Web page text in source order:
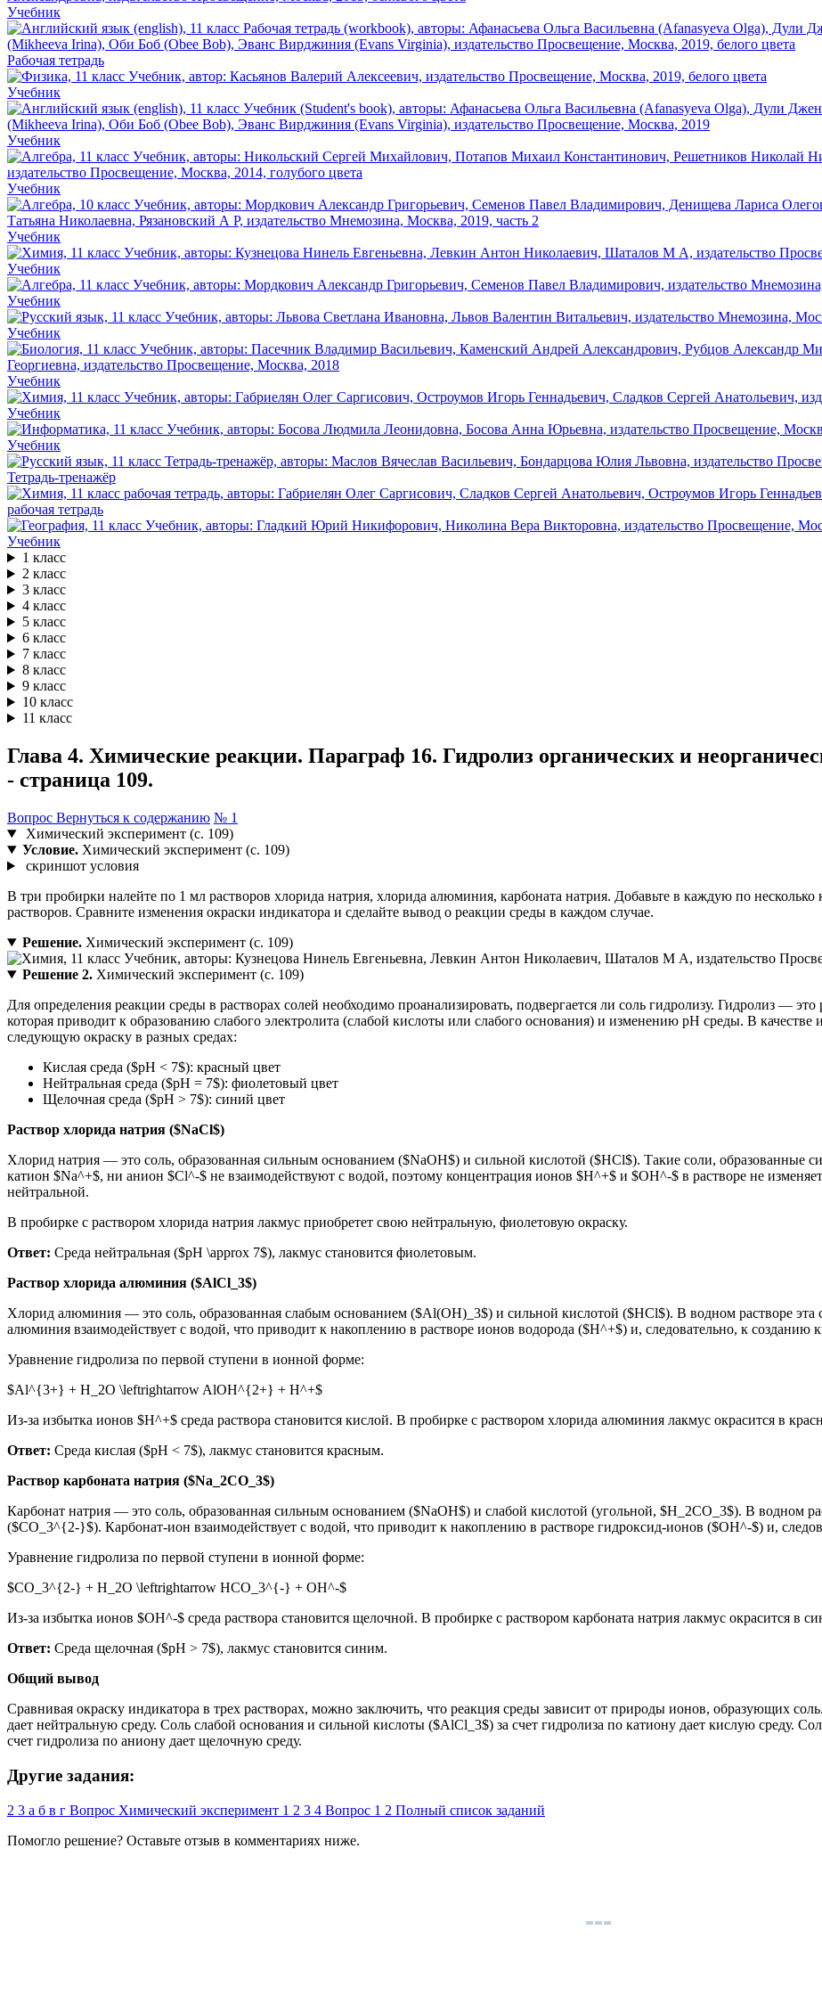
Учебник
Рабочая тетрадь
Учебник
Учебник
Учебник
Учебник
Учебник
Учебник
Учебник
Учебник
Учебник
Учебник
Тетрадь-тренажёр
рабочая тетрадь
Учебник
1 класс
2 класс
3 класс
4 класс
5 класс
6 класс
7 класс
8 класс
9 класс
10 класс
11 класс
Глава 4. Химические реакции. Параграф 16. Гидролиз органических и
- страница 109.
Вопрос Вернуться к содержанию № 1
Химический эксперимент (с. 109)
Условие.Химический эксперимент (с. 109)
скриншот условия
В три пробирки налейте по 1 мл растворов хлорида натрия, хлорида алюминия, карбоната натрия. Добавьте в каждую по несколько
растворов. Сравните изменения окраски индикатора и сделайте вывод о реакции среды в каждом случае.
Решение.Химический эксперимент (с. 109)
Решение 2.Химический эксперимент (с. 109)
Для определения реакции среды в растворах солей необходимо проанализировать, подвергается ли соль гидролизу. Гидролиз —
которая приводит к образованию слабого электролита (слабой кислоты или слабого основания) и изменению pH среды. В качестве
следующую окраску в разных средах:
Кислая среда ($pH < 7$): красный цвет
Нейтральная среда ($pH = 7$): фиолетовый цвет
Щелочная среда ($pH > 7$): синий цвет
Раствор хлорида натрия ($NaCl$)
Хлорид натрия — это соль, образованная сильным основанием ($NaOH$) и сильной кислотой ($HCl$). Такие соли, образованные
катион $Na^+$, ни анион $Cl^-$ не взаимодействуют с водой, поэтому концентрация ионов $H^+$ и $OH^-$ в растворе не
нейтральной.
В пробирке с раствором хлорида натрия лакмус приобретет свою нейтральную, фиолетовую окраску.
Ответ: Среда нейтральная ($pH \approx 7$), лакмус становится фиолетовым.
Раствор хлорида алюминия ($AlCl_3$)
Хлорид алюминия — это соль, образованная слабым основанием ($Al(OH)_3$) и сильной кислотой ($HCl$). В водном растворе
алюминия взаимодействует с водой, что приводит к накоплению в растворе ионов водорода ($H^+$) и, следовательно, к созданию
Уравнение гидролиза по первой ступени в ионной форме:
$Al^{3+} + H_2O \leftrightarrow AlOH^{2+} + H^+$
Из-за избытка ионов $H^+$ среда раствора становится кислой. В пробирке с раствором хлорида алюминия лакмус окрасится в
Ответ: Среда кислая ($pH < 7$), лакмус становится красным.
Раствор карбоната натрия ($Na_2CO_3$)
Карбонат натрия — это соль, образованная сильным основанием ($NaOH$) и слабой кислотой (угольной, $H_2CO_3$). В водном
($CO_3^{2-}$). Карбонат-ион взаимодействует с водой, что приводит к накоплению в растворе гидроксид-ионов ($OH^-$) и,
Уравнение гидролиза по первой ступени в ионной форме:
$CO_3^{2-} + H_2O \leftrightarrow HCO_3^{-} + OH^-$
Из-за избытка ионов $OH^-$ среда раствора становится щелочной. В пробирке с раствором карбоната натрия лакмус окрасится в
Ответ: Среда щелочная ($pH > 7$), лакмус становится синим.
Общий вывод
Сравнивая окраску индикатора в трех растворах, можно заключить, что реакция среды зависит от природы ионов, образующих
дает нейтральную среду. Соль слабой основания и сильной кислоты ($AlCl_3$) за счет гидролиза по катиону дает кислую среду.
счет гидролиза по аниону дает щелочную среду.
Другие задания:
2 3 а б в г Вопрос Химический эксперимент 1 2 3 4 Вопрос 1 2 Полный список заданий
Помогло решение? Оставьте отзыв в комментариях ниже.